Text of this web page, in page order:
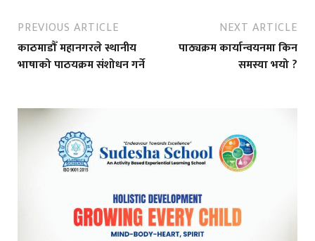
PREVIOUS ARTICLE
काठमाडौँ महानगरले स्थानीय
भाषाको पाठयक्रम संशोधन गर्ने
NEXT ARTICLE
पाठ्यक्रम कार्यान्वयनमा किन
समस्या भयो ?